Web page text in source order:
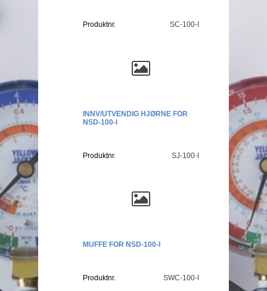
Produktnr. SC-100-I
INNV/UTVENDIG HJØRNE FOR
NSD-100-I
Produktnr. SJ-100-I
MUFFE FOR NSD-100-I
Produktnr. SWC-100-I